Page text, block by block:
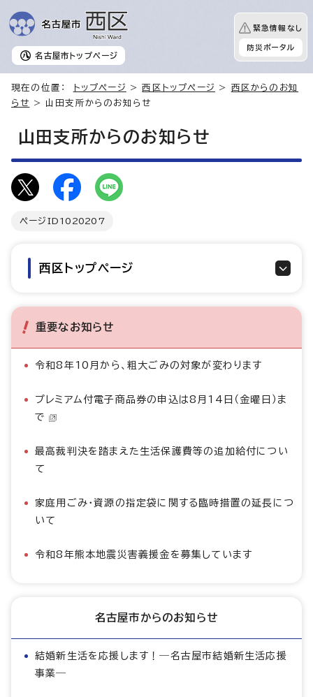
名古屋市 トップページ
緊急情報なし
防災ポータル
現在の位置： トップページ >西区トップページ > 西区からのお知
らせ
> 山田支所からのお知らせ
山田支所からのお知らせ
ページID 1020207
西区トップページ
重要なお知らせ
令和8年10月から、粗大ごみの対象が変わります
プレミアム付電子商品券の申込は8月14日（金曜日）ま
で
最高裁判決を踏まえた生活保護費等の追加給付につい
て
家庭用ごみ・資源の指定袋に関する臨時措置の延長につ
いて
令和8年熊本地震災害義援金を募集しています
名古屋市からのお知らせ
結婚新生活を応援します！―名古屋市結婚新生活応援
事業―